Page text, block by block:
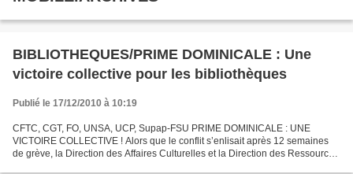
BIBLIOTHEQUES/PRIME DOMINICALE : Une
victoire collective pour les bibliothèques
Publié le 17/12/2010 à 10:19
CFTC, CGT, FO, UNSA, UCP, Supap-FSU PRIME DOMINICALE : UNE
VICTOIRE COLLECTIVE ! Alors que le conflit s’enlisait après 12 semaines
de grève, la Direction des Affaires Culturelles et la Direction des Ressources